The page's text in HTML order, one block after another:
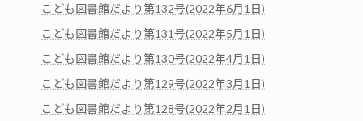
こども図書館だより第132号(2022年6月1日)
こども図書館だより第131号(2022年5月1日)
こども図書館だより第130号(2022年4月1日)
こども図書館だより第129号(2022年3月1日)
こども図書館だより第128号(2022年2月1日)